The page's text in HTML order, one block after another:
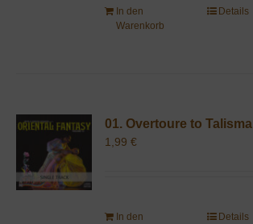
In den
Warenkorb
Details
01. Overtoure to
1,99€
In den
Details